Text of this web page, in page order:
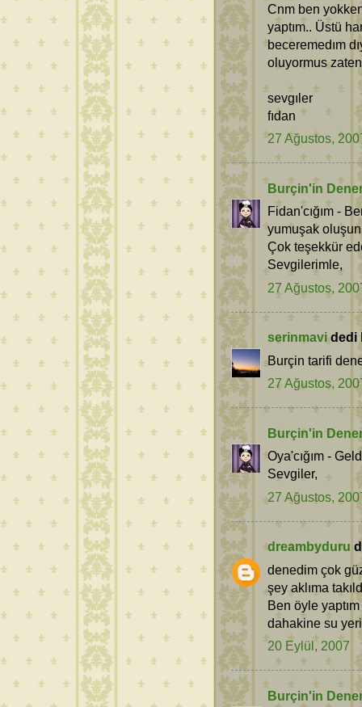
Cnm ben yokken
yaptım.. Üstü
beceremedım
oluyormus
sevgıler
fıdan
27 Ağustos,
Burçin'in
Fidan'cığım -
yumuşak
Çok teşekkür
Sevgilerimle,
27 Ağustos,
serinmavidedi
Burçin tarifi
27 Ağustos,
Burçin'in
Oya'cığım -
Sevgiler,
27 Ağustos,
dreambyduru
denedim çok
şey aklıma
Ben öyle
dahakine su
20 Eylül, 2007
Burçin'in